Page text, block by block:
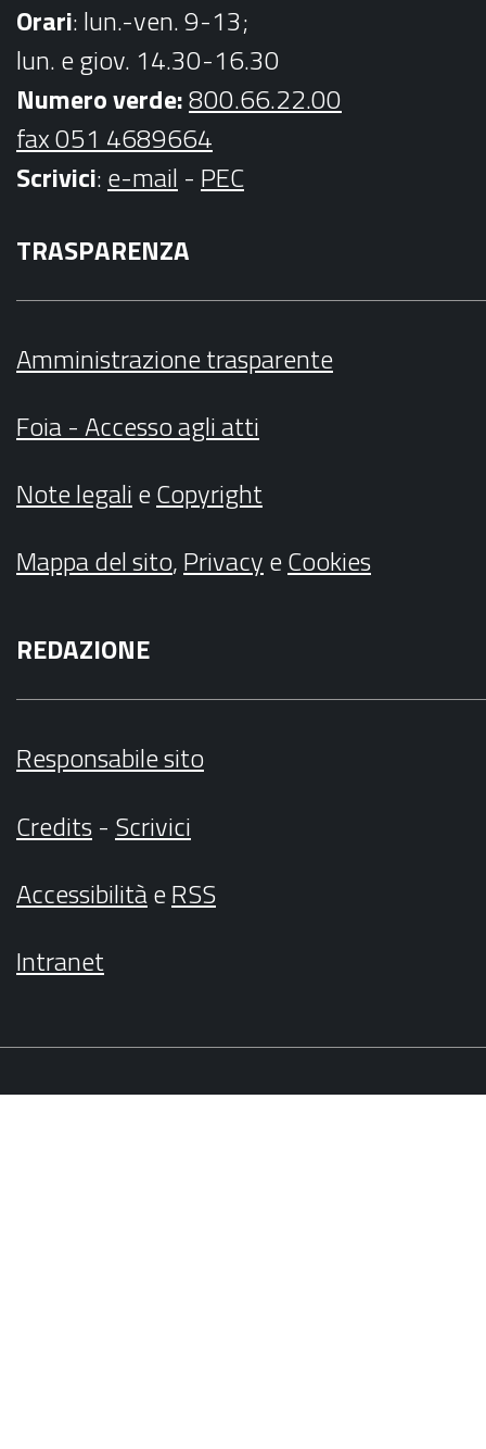
Orari: lun.-ven. 9-13;
lun. e giov. 14.30-16.30
Numero verde:800.66.22.00
fax 051 4689664
Scrivici:e-mail - PEC
TRASPARENZA
Amministrazione trasparente
Foia - Accesso agli atti
Note legalieCopyright
Mappa del sito,PrivacyeCookies
REDAZIONE
Responsabile sito
Credits- Scrivici
AccessibilitàeRSS
Intranet